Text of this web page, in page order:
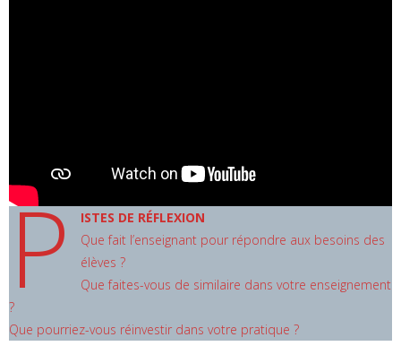
P
ISTES DE RÉFLEXION
Que fait l’enseignant pour répondre aux besoins des
élèves ?
Que faites-vous de similaire dans votre enseignement
?
Que pourriez-vous réinvestir dans votre pratique ?